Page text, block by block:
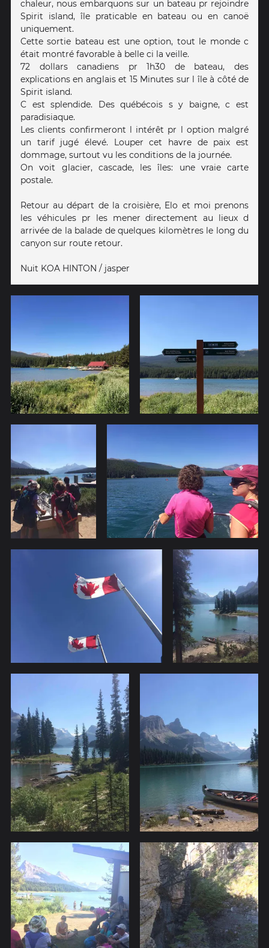
chaleur, nous embarquons sur un bateau pr rejoindre
Spirit island, île praticable en bateau ou en canoë
uniquement.
Cette sortie bateau est une option, tout le monde c
était montré favorable à belle ci la veille.
72 dollars canadiens pr 1h30 de bateau, des
explications en anglais et 15 Minutes sur l île à côté de
Spirit island.
C est splendide. Des québécois s y baigne, c est
paradisiaque.
Les clients confirmeront l intérêt pr l option malgré
un tarif jugé élevé. Louper cet havre de paix est
dommage, surtout vu les conditions de la journée.
On voit glacier, cascade, les îles: une vraie carte
postale.
Retour au départ de la croisière, Elo et moi prenons
les véhicules pr les mener directement au lieux d
arrivée de la balade de quelques kilomètres le long du
canyon sur route retour.
Nuit KOA HINTON / jasper